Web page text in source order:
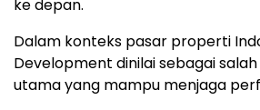
ke depan.
Dalam konteks pasar properti
Development dinilai sebagai
utama yang mampu menjaga